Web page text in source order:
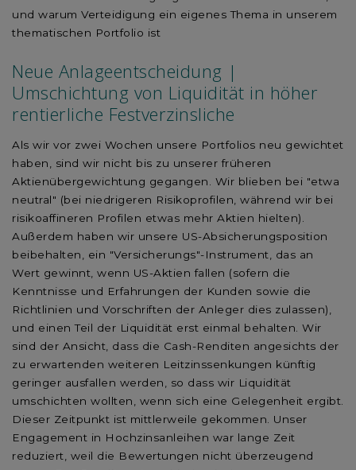
und warum Verteidigung ein eigenes Thema in unserem
thematischen Portfolio ist
Neue Anlageentscheidung |
Umschichtung von Liquidität in höher
rentierliche Festverzinsliche
Als wir vor zwei Wochen unsere Portfolios neu gewichtet
haben, sind wir nicht bis zu unserer früheren
Aktienübergewichtung gegangen. Wir blieben bei "etwa
neutral" (bei niedrigeren Risikoprofilen, während wir bei
risikoaffineren Profilen etwas mehr Aktien hielten).
Außerdem haben wir unsere US-Absicherungsposition
beibehalten, ein "Versicherungs"-Instrument, das an
Wert gewinnt, wenn US-Aktien fallen (sofern die
Kenntnisse und Erfahrungen der Kunden sowie die
Richtlinien und Vorschriften der Anleger dies zulassen),
und einen Teil der Liquidität erst einmal behalten. Wir
sind der Ansicht, dass die Cash-Renditen angesichts der
zu erwartenden weiteren Leitzinssenkungen künftig
geringer ausfallen werden, so dass wir Liquidität
umschichten wollten, wenn sich eine Gelegenheit ergibt.
Dieser Zeitpunkt ist mittlerweile gekommen. Unser
Engagement in Hochzinsanleihen war lange Zeit
reduziert, weil die Bewertungen nicht überzeugend